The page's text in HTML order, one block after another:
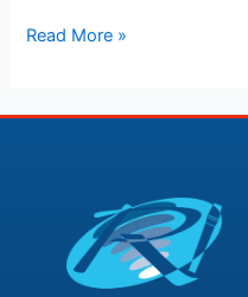
Read More »